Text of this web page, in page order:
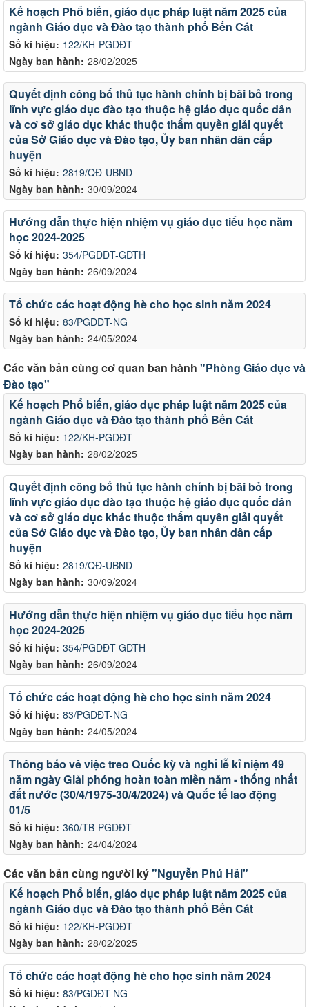
Số kí hiệu: 122/KH-PGDĐT
Ngày ban hành: 28/02/2025
Kế hoạch Phổ biến, giáo dục pháp luật năm 2025 của
ngành Giáo dục và Đào tạo thành phố Bến Cát
Số kí hiệu: 2819/QĐ-UBND
Ngày ban hành: 30/09/2024
Quyết định công bố thủ tục hành chính bị bãi bỏ trong
lĩnh vực giáo dục đào tạo thuộc hệ giáo dục quốc dân
và cơ sở giáo dục khác thuộc thẩm quyền giải quyết
của Sở Giáo dục và Đào tạo, Ủy ban nhân dân cấp
huyện
Số kí hiệu: 354/PGDĐT-GDTH
Ngày ban hành: 26/09/2024
Hướng dẫn thực hiện nhiệm vụ giáo dục tiểu học năm
học 2024-2025
Số kí hiệu: 83/PGDĐT-NG
Ngày ban hành: 24/05/2024
Tổ chức các hoạt động hè cho học sinh năm 2024
Các văn bản cùng cơ quan ban hành "Phòng Giáo dục và
Đào tạo"
Số kí hiệu: 122/KH-PGDĐT
Ngày ban hành: 28/02/2025
Kế hoạch Phổ biến, giáo dục pháp luật năm 2025 của
ngành Giáo dục và Đào tạo thành phố Bến Cát
Số kí hiệu: 2819/QĐ-UBND
Ngày ban hành: 30/09/2024
Quyết định công bố thủ tục hành chính bị bãi bỏ trong
lĩnh vực giáo dục đào tạo thuộc hệ giáo dục quốc dân
và cơ sở giáo dục khác thuộc thẩm quyền giải quyết
của Sở Giáo dục và Đào tạo, Ủy ban nhân dân cấp
huyện
Số kí hiệu: 354/PGDĐT-GDTH
Ngày ban hành: 26/09/2024
Hướng dẫn thực hiện nhiệm vụ giáo dục tiểu học năm
học 2024-2025
Số kí hiệu: 83/PGDĐT-NG
Ngày ban hành: 24/05/2024
Tổ chức các hoạt động hè cho học sinh năm 2024
Số kí hiệu: 360/TB-PGDĐT
Ngày ban hành: 24/04/2024
Thông báo về việc treo Quốc kỳ và nghỉ lễ kỉ niệm 49
năm ngày Giải phóng hoàn toàn miền năm - thống nhất
đất nước (30/4/1975-30/4/2024) và Quốc tế lao động
01/5
Các văn bản cùng người ký"Nguyễn Phú Hải"
Số kí hiệu: 122/KH-PGDĐT
Ngày ban hành: 28/02/2025
Kế hoạch Phổ biến, giáo dục pháp luật năm 2025 của
ngành Giáo dục và Đào tạo thành phố Bến Cát
Số kí hiệu: 83/PGDĐT-NG
Tổ chức các hoạt động hè cho học sinh năm 2024